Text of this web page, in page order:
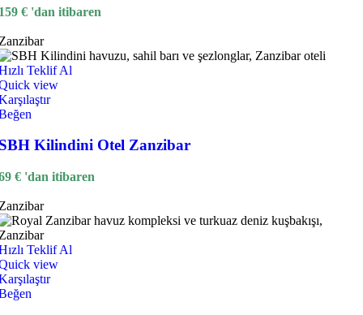
€ 'dan itibaren
Teklif Al
view
Kilindini Otel Zanzibar
€ 'dan itibaren
Teklif Al
view